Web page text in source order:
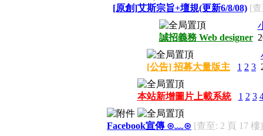
[原創]艾斯宗旨+壇規(更新6/8/08) [
誠招義務 Web designer
[公告] 招募大量版主 1 2 3
本站新增圖片上載系統 1 2 3
Facebook宣傳 ⊙﹏⊙ [查至: 2 頁 17 樓]